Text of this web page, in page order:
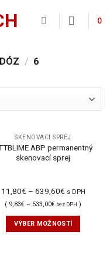
0
/ 6
SKENOVACÍ SPREJ
ABP permanentný
skenovací sprej
11,80€ – 639,60€ s DPH
( 9,83€ – 533,00€ bez DPH )
VÝBER MOŽNOSTÍ